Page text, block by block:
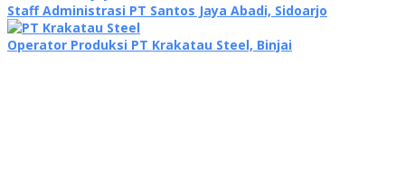
Staff Administrasi PT Santos Jaya Abadi, Sidoarjo
Operator Produksi PT Krakatau Steel, Binjai